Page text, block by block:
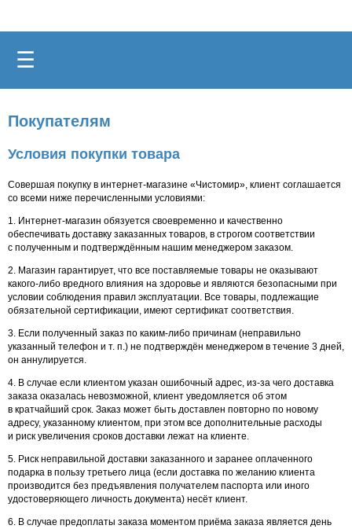
☰
Покупателям
Условия покупки товара
Совершая покупку в интернет-магазине «Чистомир», клиент соглашается
со всеми ниже перечисленными условиями:
1. Интернет-магазин обязуется своевременно и качественно
обеспечивать доставку заказанных товаров, в строгом соответствии
с полученным и подтверждённым нашим менеджером заказом.
2. Магазин гарантирует, что все поставляемые товары не оказывают
какого-либо вредного влияния на здоровье и являются безопасными при
условии соблюдения правил эксплуатации. Все товары, подлежащие
обязательной сертификации, имеют сертификат соответствия.
3. Если полученный заказ по каким-либо причинам (неправильно
указанный телефон и т. п.) не подтверждён менеджером в течение 3 дней,
он аннулируется.
4. В случае если клиентом указан ошибочный адрес, из-за чего доставка
заказа оказалась невозможной, клиент уведомляется об этом
в кратчайший срок. Заказ может быть доставлен повторно по новому
адресу, указанному клиентом, при этом все дополнительные расходы
и риск увеличения сроков доставки лежат на клиенте.
5. Риск неправильной доставки заказанного и заранее оплаченного
подарка в пользу третьего лица (если доставка по желанию клиента
производится без предъявления получателем паспорта или иного
удостоверяющего личность документа) несёт клиент.
6. В случае предоплаты заказа моментом приёма заказа является день